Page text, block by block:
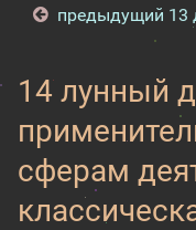
предыдущий 13
14 лунный
сферам